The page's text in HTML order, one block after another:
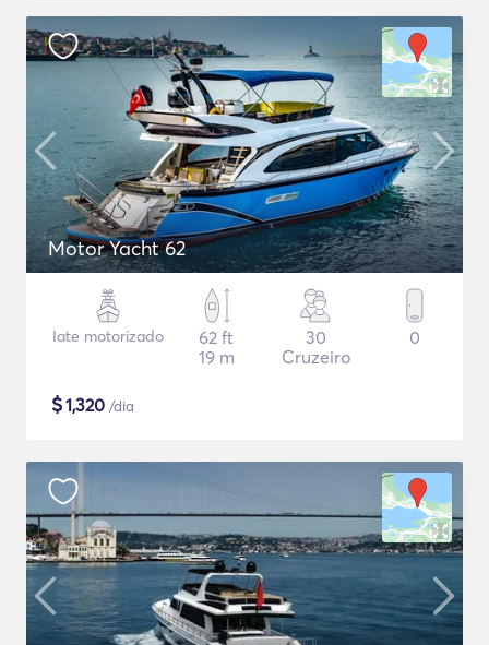
Motor Yacht 62
Iate motorizado
62 ft
19 m
30
Cruzeiro
0
$1,320 /dia